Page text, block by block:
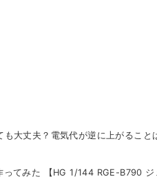
も大丈夫？電気代が逆に上がること
ってみた 【HG 1/144 RGE-B790 ジ